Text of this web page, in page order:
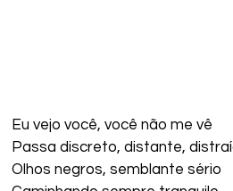
Eu vejo você, você não me vê
Passa discreto, distante,
Olhos negros, semblante sério